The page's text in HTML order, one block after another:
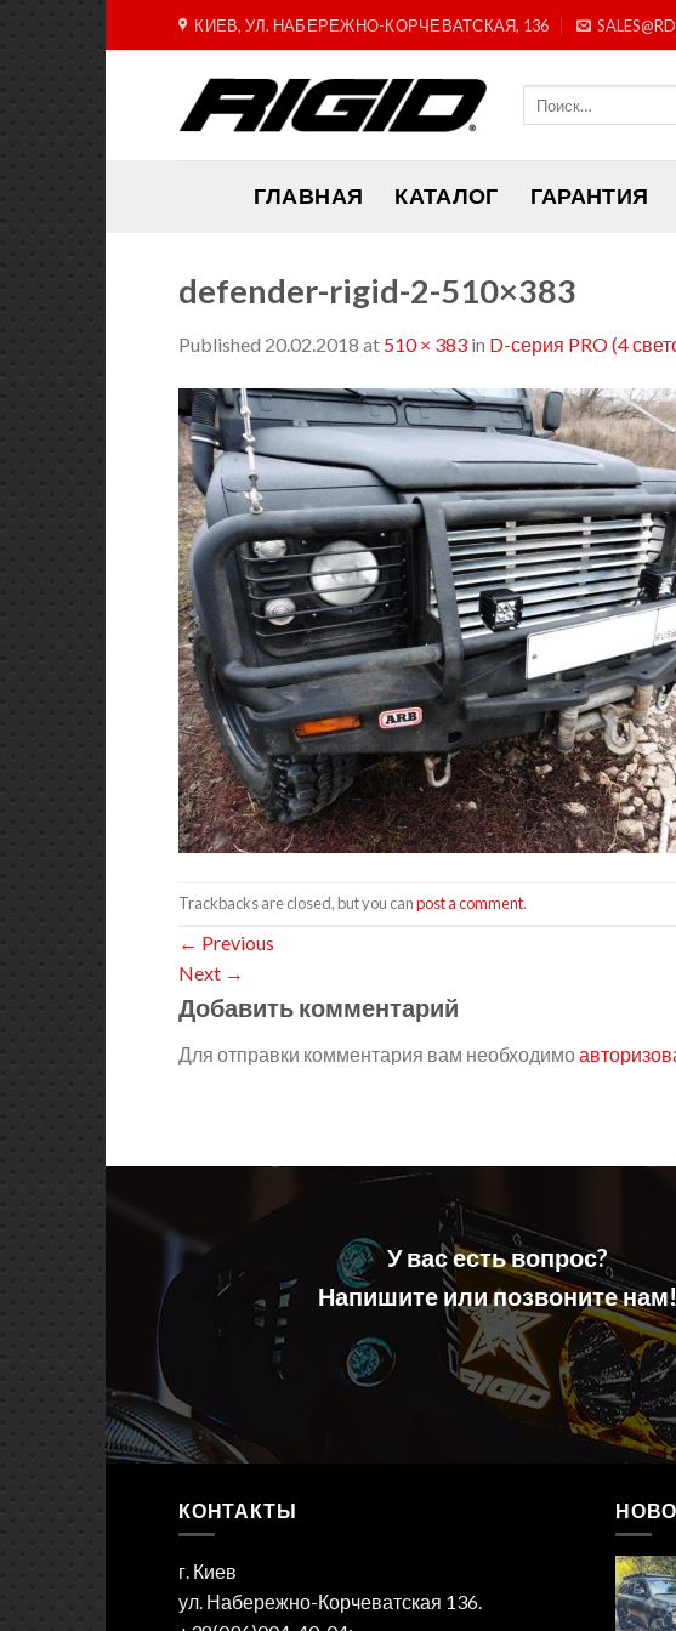
to
КИЕВ, УЛ. НАБЕРЕЖНО-КОРЧЕВАТСКАЯ, 136
ГЛАВНАЯ КАТАЛОГ ГАРАНТИЯ
defender-rigid-2-510×383
Published 20.02.2018 at 510 × 383 in D-серия PRO (4
Trackbacks are closed, but you canpost a comment.
← Previous
Next →
Добавить комментарий
Для отправки комментария вам необходимо
У вас есть вопрос?
Напишите или позвоните нам!
КОНТАКТЫ
г. Киев
ул. Набережно-Корчеватская 136.